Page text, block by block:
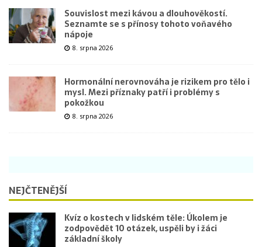
Souvislost mezi kávou a dlouhověkostí.
Seznamte se s přínosy tohoto voňavého
nápoje
8. srpna 2026
Hormonální nerovnováha je rizikem pro tělo i
mysl. Mezi příznaky patří i problémy s
pokožkou
8. srpna 2026
NEJČTENĚJŠÍ
Kvíz o kostech v lidském těle: Úkolem je
zodpovědět 10 otázek, uspěli by i žáci
základní školy